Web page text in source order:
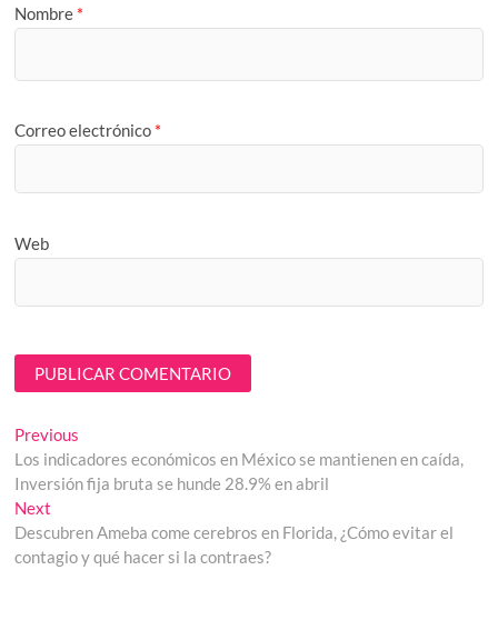
Nombre *
Correo electrónico *
Web
Navegación
de
entradas
Previous
post:
Los indicadores económicos en México se mantienen en caída,
Inversión fija bruta se hunde 28.9% en abril
Next
post:
Descubren Ameba come cerebros en Florida, ¿Cómo evitar el
contagio y qué hacer si la contraes?